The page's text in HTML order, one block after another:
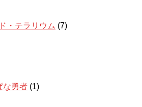
・テラリウム (7)
な勇者 (1)